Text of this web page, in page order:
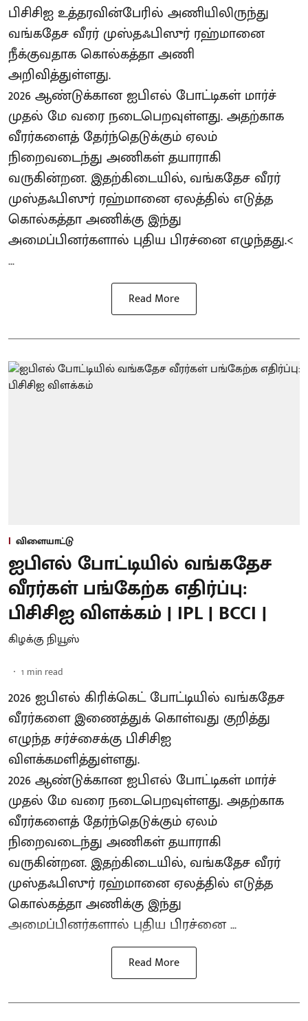
பிசிசிஐ உத்தரவின்பேரில் அணியிலிருந்து
வங்கதேச வீரர் முஸ்தஃபிஸுர் ரஹ்மானை
நீக்குவதாக கொல்கத்தா அணி
அறிவித்துள்ளது.
2026 ஆண்டுக்கான ஐபிஎல் போட்டிகள் மார்ச்
முதல் மே வரை நடைபெறவுள்ளது. அதற்காக
வீரர்களைத் தேர்ந்தெடுக்கும் ஏலம்
நிறைவடைந்து அணிகள் தயாராகி
வருகின்றன. இதற்கிடையில், வங்கதேச வீரர்
முஸ்தஃபிஸுர் ரஹ்மானை ஏலத்தில் எடுத்த
கொல்கத்தா அணிக்கு இந்து
அமைப்பினர்களால் புதிய பிரச்னை எழுந்தது.<
...
Read More
விளையாட்டு
ஐபிஎல் போட்டியில் வங்கதேச
வீரர்கள் பங்கேற்க எதிர்ப்பு:
பிசிசிஐ விளக்கம் | IPL | BCCI |
கிழக்கு நியூஸ்
1 min read
2026 ஐபிஎல் கிரிக்கெட் போட்டியில் வங்கதேச
வீரர்களை இணைத்துக் கொள்வது குறித்து
எழுந்த சர்ச்சைக்கு பிசிசிஐ
விளக்கமளித்துள்ளது.
2026 ஆண்டுக்கான ஐபிஎல் போட்டிகள் மார்ச்
முதல் மே வரை நடைபெறவுள்ளது. அதற்காக
வீரர்களைத் தேர்ந்தெடுக்கும் ஏலம்
நிறைவடைந்து அணிகள் தயாராகி
வருகின்றன. இதற்கிடையில், வங்கதேச வீரர்
முஸ்தஃபிஸுர் ரஹ்மானை ஏலத்தில் எடுத்த
கொல்கத்தா அணிக்கு இந்து
அமைப்பினர்களால் புதிய பிரச்னை ...
Read More